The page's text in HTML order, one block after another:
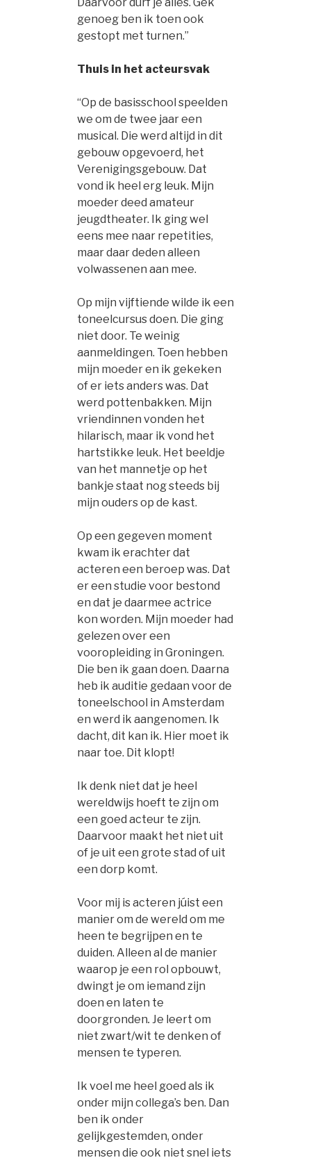
genoeg ben ik toen ook
gestopt met turnen.”
Thuis in het acteursvak
“Op de basisschool speelden
we om de twee jaar een
musical. Die werd altijd in dit
gebouw opgevoerd, het
Verenigingsgebouw. Dat
vond ik heel erg leuk. Mijn
moeder deed amateur
jeugdtheater. Ik ging wel
eens mee naar repetities,
maar daar deden alleen
volwassenen aan mee.
Op mijn vijftiende wilde ik een
toneelcursus doen. Die ging
niet door. Te weinig
aanmeldingen. Toen hebben
mijn moeder en ik gekeken
of er iets anders was. Dat
werd pottenbakken. Mijn
vriendinnen vonden het
hilarisch, maar ik vond het
hartstikke leuk. Het beeldje
van het mannetje op het
bankje staat nog steeds bij
mijn ouders op de kast.
Op een gegeven moment
kwam ik erachter dat
acteren een beroep was. Dat
er een studie voor bestond
en dat je daarmee actrice
kon worden. Mijn moeder had
gelezen over een
vooropleiding in Groningen.
Die ben ik gaan doen. Daarna
heb ik auditie gedaan voor de
toneelschool in Amsterdam
en werd ik aangenomen. Ik
dacht, dit kan ik. Hier moet ik
naar toe. Dit klopt!
Ik denk niet dat je heel
wereldwijs hoeft te zijn om
een goed acteur te zijn.
Daarvoor maakt het niet uit
of je uit een grote stad of uit
een dorp komt.
Voor mij is acteren júist een
manier om de wereld om me
heen te begrijpen en te
duiden. Alleen al de manier
waarop je een rol opbouwt,
dwingt je om iemand zijn
doen en laten te
doorgronden. Je leert om
niet zwart/wit te denken of
mensen te typeren.
Ik voel me heel goed als ik
onder mijn collega’s ben. Dan
ben ik onder
gelijkgestemden, onder
mensen die ook niet snel iets